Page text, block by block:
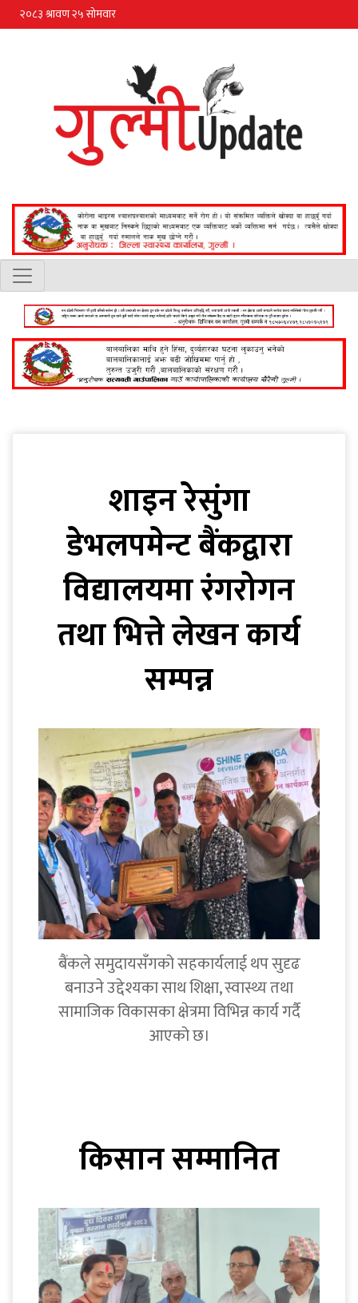
शाइन रेसुंगा
डेभलपमेन्ट बैंकद्वारा
विद्यालयमा रंगरोगन
तथा भित्ते लेखन कार्य
सम्पन्न
बैंकले समुदायसँगको सहकार्यलाई थप सुदृढ
बनाउने उद्देश्यका साथ शिक्षा, स्वास्थ्य तथा
सामाजिक विकासका क्षेत्रमा विभिन्न कार्य गर्दै
आएको छ।
किसान सम्मानित